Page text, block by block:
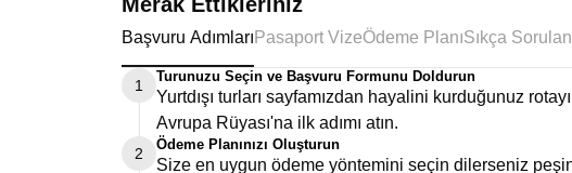
Başvuru Adımları Pasaport VizeÖdeme Planı Sıkça
1
Turunuzu Seçin ve Başvuru Formunu Doldurun
Yurtdışı turları sayfamızdan hayalini kurduğunuz
Avrupa Rüyası'na ilk adımı atın.
2
Ödeme Planınızı Oluşturun
Size en uygun ödeme yöntemini seçin dilerseniz